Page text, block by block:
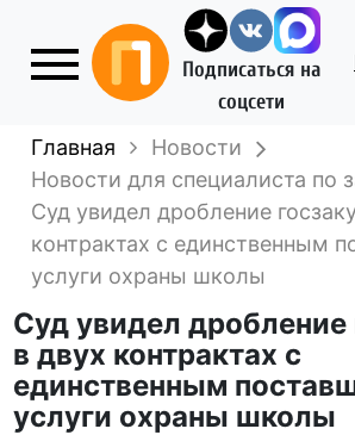
Подписаться на
соцсети
Главная
Новости
Новости для специалиста по
Суд увидел дробление
контрактах с единственным
услуги охраны школы
Суд увидел дробление
в двух контрактах с
единственным
услуги охраны школы